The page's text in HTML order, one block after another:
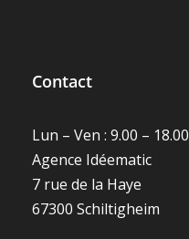
Contact
Lun – Ven : 9.00 – 18.00
Agence Idéematic
7 rue de la Haye
67300 Schiltigheim